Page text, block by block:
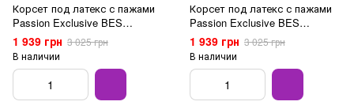
Корсет под латекс с пажами
Passion Exclusive BES
CORSET S/M, black, стринги,
шнуровка
1 939 грн 3 025 грн
В наличии
Корсет под латекс с пажами
Passion Exclusive BES
CORSET XXL/XXXL, black,
стринги, шнуровка
1 939 грн 3 025 грн
В наличии